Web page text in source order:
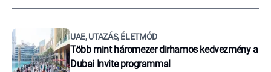
UAE, UTAZÁS, ÉLETMÓD
Több mint háromezer dirhamos kedvezmény a
Dubai Invite programmal